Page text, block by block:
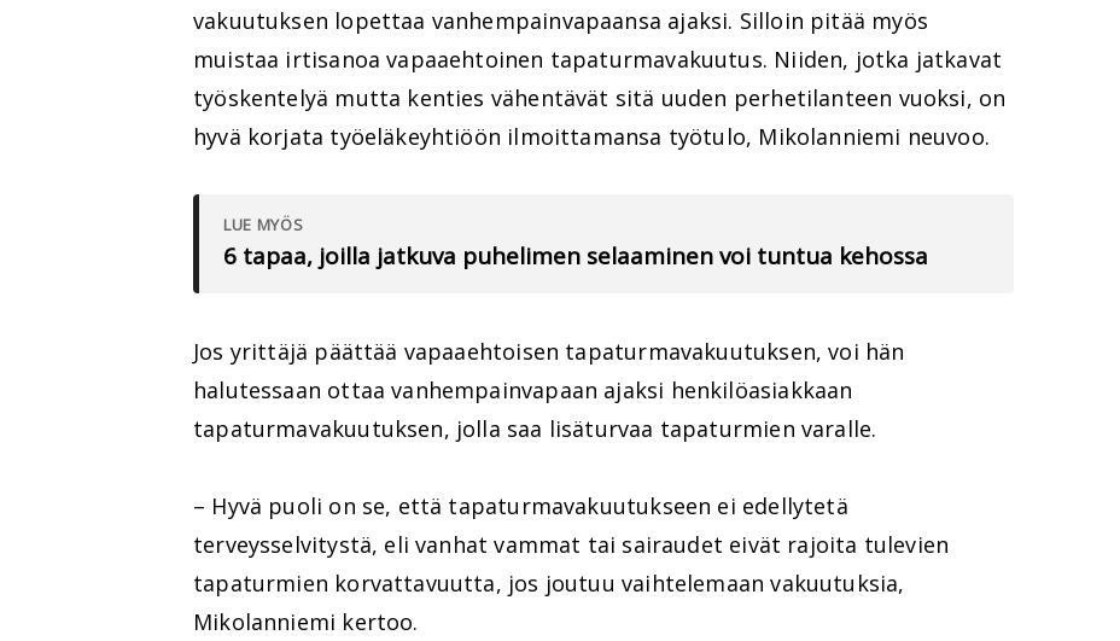
vakuutuksen lopettaa vanhempainvapaansa ajaksi. Silloin pitää myös
muistaa irtisanoa vapaaehtoinen tapaturmavakuutus. Niiden, jotka jatkavat
työskentelyä mutta kenties vähentävät sitä uuden perhetilanteen vuoksi, on
hyvä korjata työeläkeyhtiöön ilmoittamansa työtulo, Mikolanniemi neuvoo.
LUE MYÖS
6 tapaa, joilla jatkuva puhelimen selaaminen voi tuntua kehossa
Jos yrittäjä päättää vapaaehtoisen tapaturmavakuutuksen, voi hän
halutessaan ottaa vanhempainvapaan ajaksi henkilöasiakkaan
tapaturmavakuutuksen, jolla saa lisäturvaa tapaturmien varalle.
– Hyvä puoli on se, että tapaturmavakuutukseen ei edellytetä
terveysselvitystä, eli vanhat vammat tai sairaudet eivät rajoita tulevien
tapaturmien korvattavuutta, jos joutuu vaihtelemaan vakuutuksia,
Mikolanniemi kertoo.